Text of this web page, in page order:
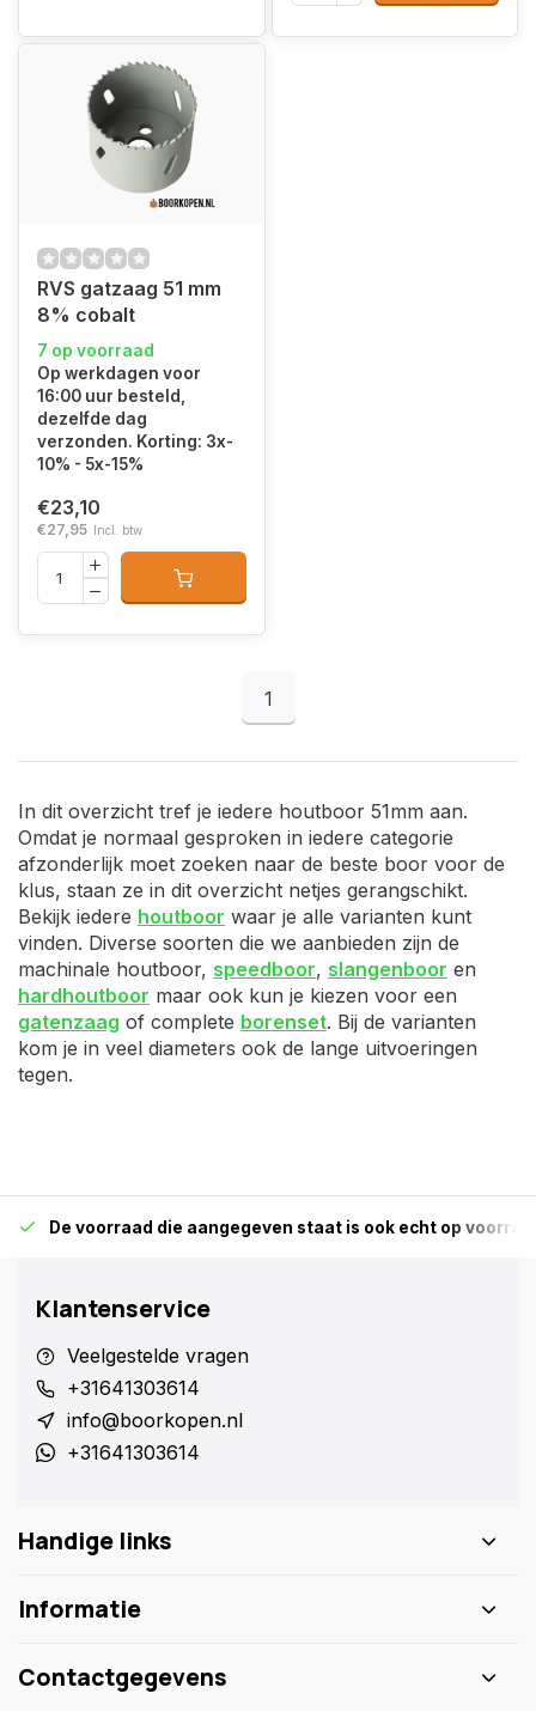
RVS gatzaag 51 mm
8% cobalt
7 op voorraad
Op werkdagen voor
16:00 uur besteld,
dezelfde dag
verzonden. Korting: 3x-
10% - 5x-15%
€23,10
€27,95 Incl. btw
1
In dit overzicht tref je iedere houtboor 51mm aan.
Omdat je normaal gesproken in iedere categorie
afzonderlijk moet zoeken naar de beste boor voor de
klus, staan ze in dit overzicht netjes gerangschikt.
Bekijk iedere houtboor waar je alle varianten kunt
vinden. Diverse soorten die we aanbieden zijn de
machinale houtboor, speedboor, slangenboor en
hardhoutboor maar ook kun je kiezen voor een
gatenzaag of complete borenset. Bij de varianten
kom je in veel diameters ook de lange uitvoeringen
tegen.
De voorraad die aangegeven staat is ook echt op
Klantenservice
Veelgestelde vragen
+31641303614
info@boorkopen.nl
+31641303614
Handige links
Informatie
Contactgegevens